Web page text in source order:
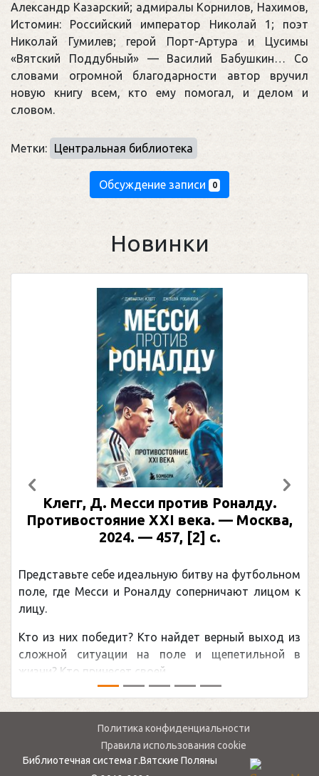
Александр Казарский; адмиралы Корнилов, Нахимов,
Истомин: Российский император Николай 1; поэт
Николай Гумилев; герой Порт-Артура и Цусимы
«Вятский Поддубный» — Василий Бабушкин… Со
словами огромной благодарности автор вручил
новую книгу всем, кто ему помогал, и делом и
словом.
Метки: Центральная библиотека
Обсуждение записи 0
Новинки
Клегг, Д. Месси против Роналду.
Противостояние XXI века. — Москва,
2024. — 457, [2] с.
Представьте себе идеальную битву на футбольном
поле, где Месси и Роналду соперничают лицом к
лицу.
Кто из них победит? Кто найдет верный выход из
сложной ситуации на поле и щепетильной в
жизни? Кто принесет своей ...
Предыдущий
Политика конфиденциальности
Правила использования cookie
Библиотечная система г.Вятские Поляны